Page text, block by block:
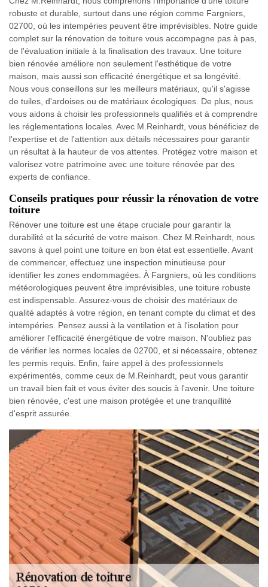
robuste et durable, surtout dans une région comme Fargniers,
02700, où les intempéries peuvent être imprévisibles. Notre guide
complet sur la rénovation de toiture vous accompagne pas à pas,
de l'évaluation initiale à la finalisation des travaux. Une toiture
bien rénovée améliore non seulement l'esthétique de votre
maison, mais aussi son efficacité énergétique et sa longévité.
Nous vous conseillons sur les meilleurs matériaux, qu'il s'agisse
de tuiles, d'ardoises ou de matériaux écologiques. De plus, nous
vous aidons à choisir les professionnels qualifiés et à comprendre
les réglementations locales. Avec M.Reinhardt, vous bénéficiez de
l'expertise et de l'attention aux détails nécessaires pour garantir
un résultat à la hauteur de vos attentes. Protégez votre maison et
valorisez votre patrimoine avec une toiture rénovée par des
experts de confiance.
Conseils pratiques pour réussir la rénovation de votre
toiture
Rénover une toiture est une étape cruciale pour garantir la
durabilité et la sécurité de votre maison. Chez M.Reinhardt, nous
savons à quel point une toiture en bon état est essentielle. Avant
de commencer, effectuez une inspection minutieuse pour
identifier les zones endommagées. À Fargniers, où les conditions
météorologiques peuvent être imprévisibles, une toiture robuste
est indispensable. Assurez-vous de choisir des matériaux de
qualité adaptés à votre région, en tenant compte du climat et des
intempéries. Pensez aussi à la ventilation et à l'isolation pour
améliorer l'efficacité énergétique de votre maison. N'oubliez pas
de vérifier les normes locales de 02700, et si nécessaire, obtenez
les permis requis. Enfin, faire appel à des professionnels
expérimentés, comme ceux de M.Reinhardt, peut vous garantir
un travail bien fait et vous éviter des soucis à l'avenir. Une toiture
bien rénovée, c'est une maison protégée et une tranquillité
d'esprit assurée.